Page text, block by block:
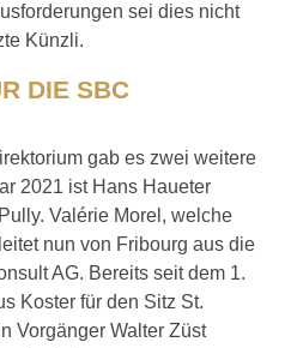
sei dies nicht
Künzli.
DIE SBC
gab es zwei weitere
2021 ist Hans Haueter
Valérie Morel, welche
nun von Fribourg aus die
AG. Bereits seit dem 1.
Koster für den Sitz St.
Vorgänger Walter Züst